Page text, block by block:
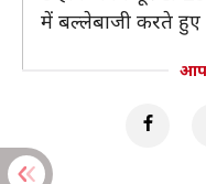
में बल्लेबाजी करते